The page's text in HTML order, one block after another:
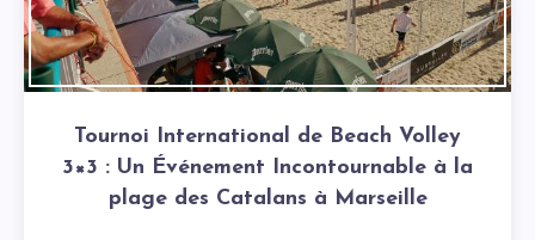
Tournoi International de Beach Volley
3×3 : Un Événement Incontournable à la
plage des Catalans à Marseille